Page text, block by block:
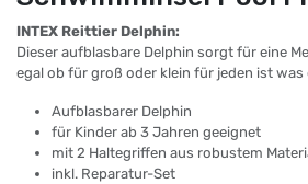
INTEX Reittier Delphin:
Dieser aufblasbare Delphin sorgt für eine
egal ob für groß oder klein für jeden ist was
Aufblasbarer Delphin
für Kinder ab 3 Jahren geeignet
mit 2 Haltegriffen aus robustem
inkl. Reparatur-Set